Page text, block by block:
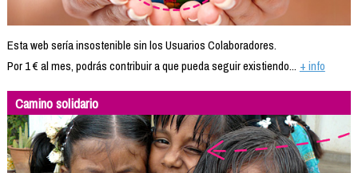
Esta web sería insostenible sin los Usuarios Colaboradores.
Por 1 € al mes, podrás contribuir a que pueda seguir existiendo... + info
Camino solidario